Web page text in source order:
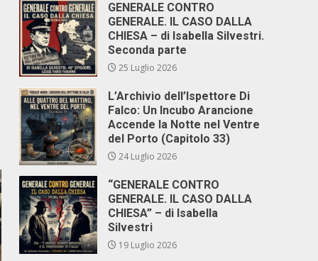
GENERALE CONTRO
GENERALE. IL CASO DALLA
CHIESA – di Isabella Silvestri.
Seconda parte
25 Luglio 2026
L’Archivio dell’Ispettore Di
Falco: Un Incubo Arancione
Accende la Notte nel Ventre
del Porto (Capitolo 33)
24 Luglio 2026
“GENERALE CONTRO
GENERALE. IL CASO DALLA
CHIESA” – di Isabella
Silvestri
19 Luglio 2026